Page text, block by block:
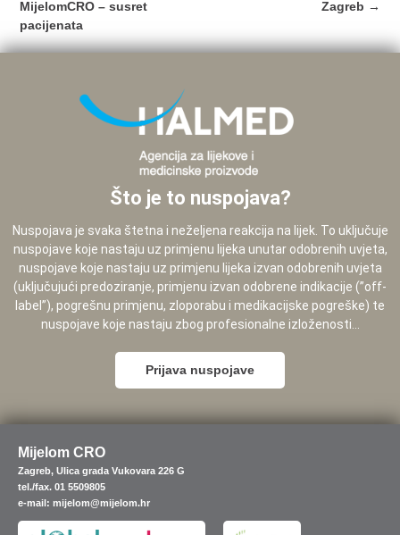
navigation
MijelomCRO – susret
pacijenata
Zagreb →
Što je to nuspojava?
Nuspojava je svaka štetna i neželjena reakcija na lijek. To uključuje
nuspojave koje nastaju uz primjenu lijeka unutar odobrenih uvjeta,
nuspojave koje nastaju uz primjenu lijeka izvan odobrenih uvjeta
(uključujući predoziranje, primjenu izvan odobrene indikacije (”off-
label”), pogrešnu primjenu, zloporabu i medikacijske pogreške) te
nuspojave koje nastaju zbog profesionalne izloženosti...
Prijava nuspojave
Mijelom CRO
Zagreb, Ulica grada Vukovara 226 G
tel./fax. 01 5509805
e-mail: mijelom@mijelom.hr